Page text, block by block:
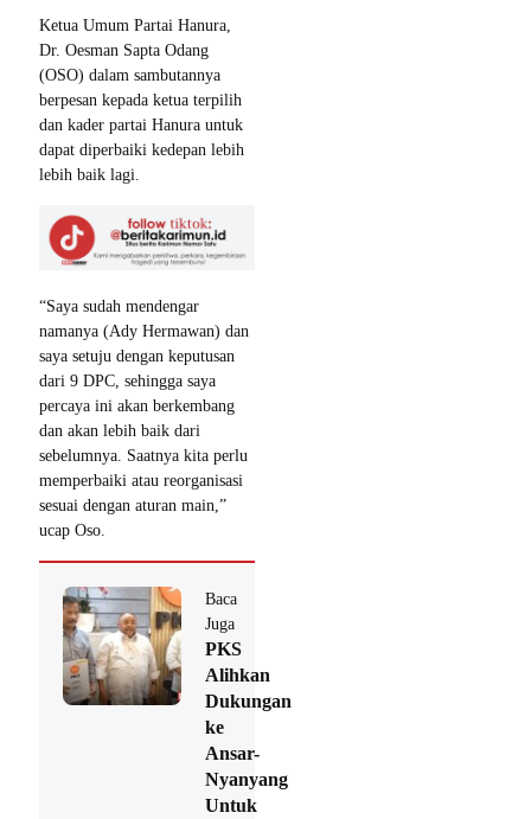
Ketua Umum Partai Hanura,
Dr. Oesman Sapta Odang
(OSO) dalam sambutannya
berpesan kepada ketua terpilih
dan kader partai Hanura untuk
dapat diperbaiki kedepan lebih
lebih baik lagi.
“Saya sudah mendengar
namanya (Ady Hermawan) dan
saya setuju dengan keputusan
dari 9 DPC, sehingga saya
percaya ini akan berkembang
dan akan lebih baik dari
sebelumnya. Saatnya kita perlu
memperbaiki atau reorganisasi
sesuai dengan aturan main,”
ucap Oso.
Baca
Juga
PKS
Alihkan
Dukungan
ke
Ansar-
Nyanyang
Untuk